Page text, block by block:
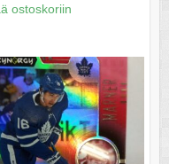
ostoskoriin